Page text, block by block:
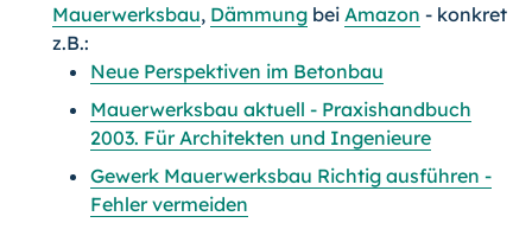
Mauerwerksbau, Dämmung bei Amazon - konkret
z.B.:
Neue Perspektiven im Betonbau
Mauerwerksbau aktuell - Praxishandbuch
2003. Für Architekten und Ingenieure
Gewerk Mauerwerksbau Richtig ausführen -
Fehler vermeiden